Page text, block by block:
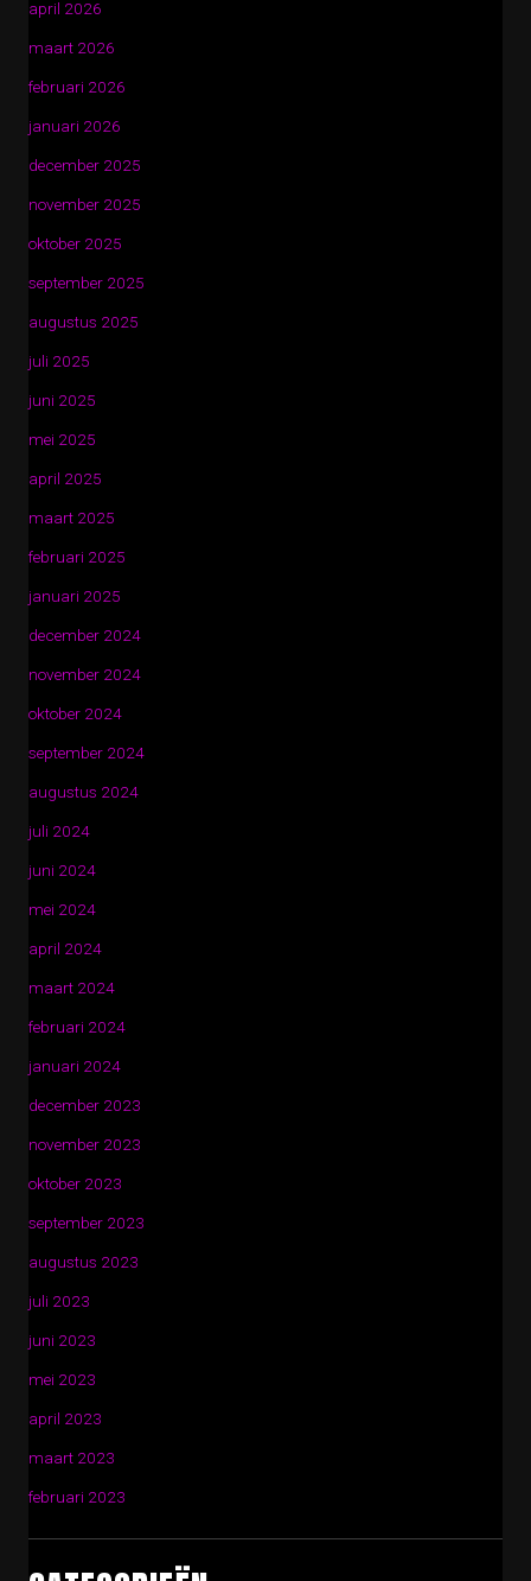
april 2026
maart 2026
februari 2026
januari 2026
december 2025
november 2025
oktober 2025
september 2025
augustus 2025
juli 2025
juni 2025
mei 2025
april 2025
maart 2025
februari 2025
januari 2025
december 2024
november 2024
oktober 2024
september 2024
augustus 2024
juli 2024
juni 2024
mei 2024
april 2024
maart 2024
februari 2024
januari 2024
december 2023
november 2023
oktober 2023
september 2023
augustus 2023
juli 2023
juni 2023
mei 2023
april 2023
maart 2023
februari 2023